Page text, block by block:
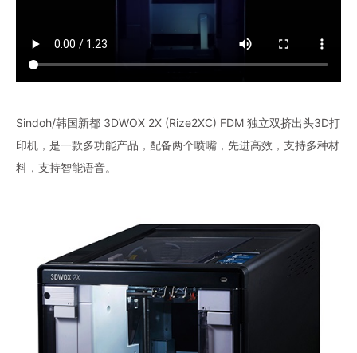
Sindoh/韩国新都 3DWOX 2X (Rize2XC) FDM 独立双挤出头3D打
印机，是一款多功能产品，配备两个喷嘴，先进高效，支持多种材
料，支持智能语音。